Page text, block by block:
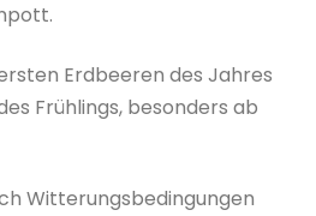
Erdbeeren des Jahres
Frühlings, besonders ab
Witterungsbedingungen